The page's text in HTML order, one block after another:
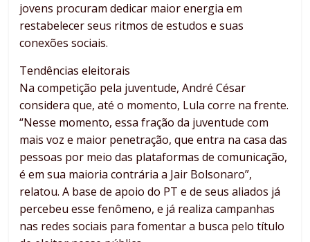
jovens procuram dedicar maior energia em
restabelecer seus ritmos de estudos e suas
conexões sociais.
Tendências eleitorais
Na competição pela juventude, André César
considera que, até o momento, Lula corre na frente.
“Nesse momento, essa fração da juventude com
mais voz e maior penetração, que entra na casa das
pessoas por meio das plataformas de comunicação,
é em sua maioria contrária a Jair Bolsonaro”,
relatou. A base de apoio do PT e de seus aliados já
percebeu esse fenômeno, e já realiza campanhas
nas redes sociais para fomentar a busca pelo título